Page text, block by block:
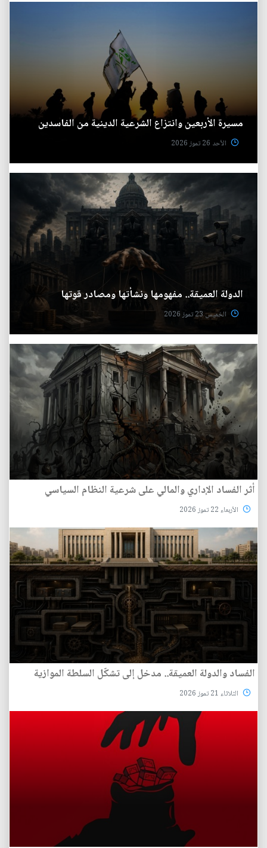
مسيرة الأربعين وانتزاع الشرعية الدينية من الفاسدين
الأحد 26 تموز 2026
الدولة العميقة.. مفهومها ونشأتها ومصادر قوتها
الخميس 23 تموز 2026
أثر الفساد الإداري والمالي على شرعية النظام السياسي
الأربعاء 22 تموز 2026
الفساد والدولة العميقة.. مدخل إلى تشكّل السلطة الموازية
الثلاثاء 21 تموز 2026